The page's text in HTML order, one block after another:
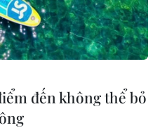
đến không thể bỏ